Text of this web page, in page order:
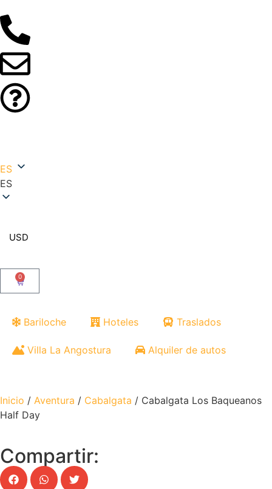
ES
ES
USD
0
Bariloche Hoteles Traslados
Villa La Angostura Alquiler de autos
Inicio / Aventura / Cabalgata / Cabalgata Los Baqueanos
Half Day
Compartir: